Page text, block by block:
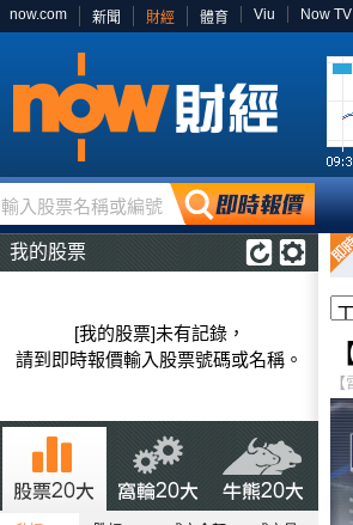
now.com 新聞 財經 體育 Viu Now TV
輸入股票名稱或編號
我的股票
[我的股票]未有記錄，
請到即時報價輸入股票號碼或名稱。